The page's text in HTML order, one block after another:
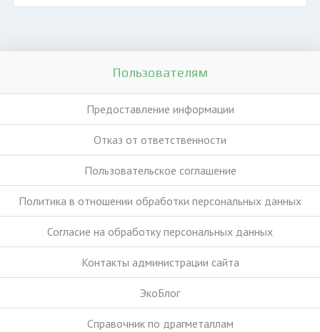
Пользователям
Предоставление информации
Отказ от ответственности
Пользовательское соглашение
Политика в отношении обработки персональных данных
Согласие на обработку персональных данных
Контакты администрации сайта
ЭкоБлог
Справочник по драгметаллам